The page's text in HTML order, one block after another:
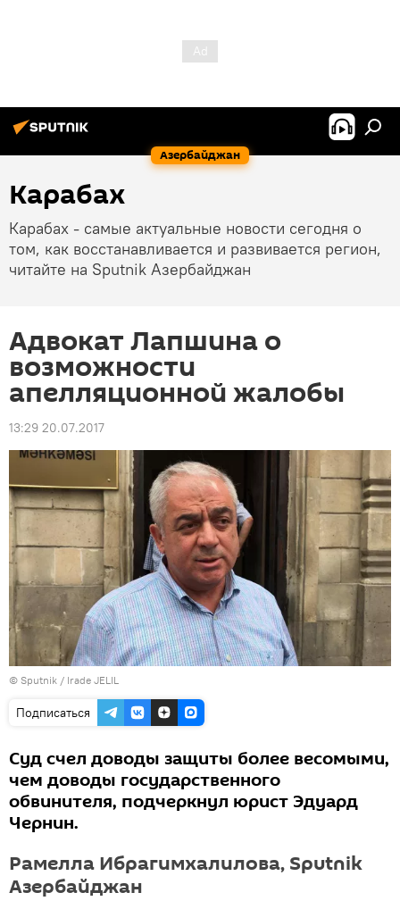
Азербайджан
Карабах
Карабах - самые актуальные новости сегодня о
том, как восстанавливается и развивается регион,
читайте на Sputnik Азербайджан
Адвокат Лапшина о
возможности
апелляционной жалобы
13:29 20.07.2017
© Sputnik / Irade JELIL
Подписаться
Суд счел доводы защиты более весомыми,
чем доводы государственного
обвинителя, подчеркнул юрист Эдуард
Чернин.
Рамелла Ибрагимхалилова, Sputnik
Азербайджан